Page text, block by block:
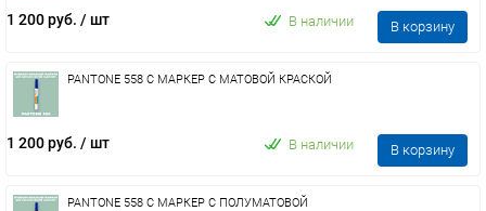
1 200 руб. / шт В наличии В корзину
PANTONE 558 C МАРКЕР С МАТОВОЙ КРАСКОЙ
1 200 руб. / шт В наличии В корзину
PANTONE 558 C МАРКЕР С ПОЛУМАТОВОЙ